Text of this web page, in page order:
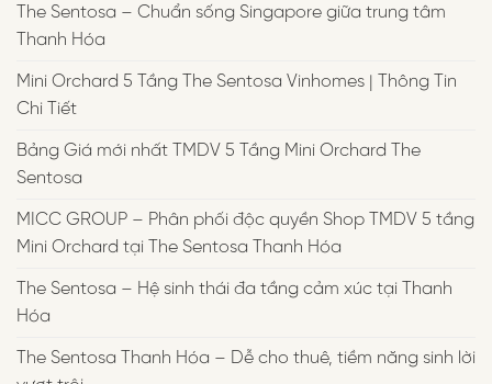
The Sentosa – Chuẩn sống Singapore giữa trung tâm
Thanh Hóa
Mini Orchard 5 Tầng The Sentosa Vinhomes | Thông Tin
Chi Tiết
Bảng Giá mới nhất TMDV 5 Tầng Mini Orchard The
Sentosa
MICC GROUP – Phân phối độc quyền Shop TMDV 5 tầng
Mini Orchard tại The Sentosa Thanh Hóa
The Sentosa – Hệ sinh thái đa tầng cảm xúc tại Thanh
Hóa
The Sentosa Thanh Hóa – Dễ cho thuê, tiềm năng sinh lời